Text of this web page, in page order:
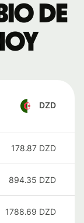
de
DZD
178.87 DZD
894.35 DZD
1788.69 DZD